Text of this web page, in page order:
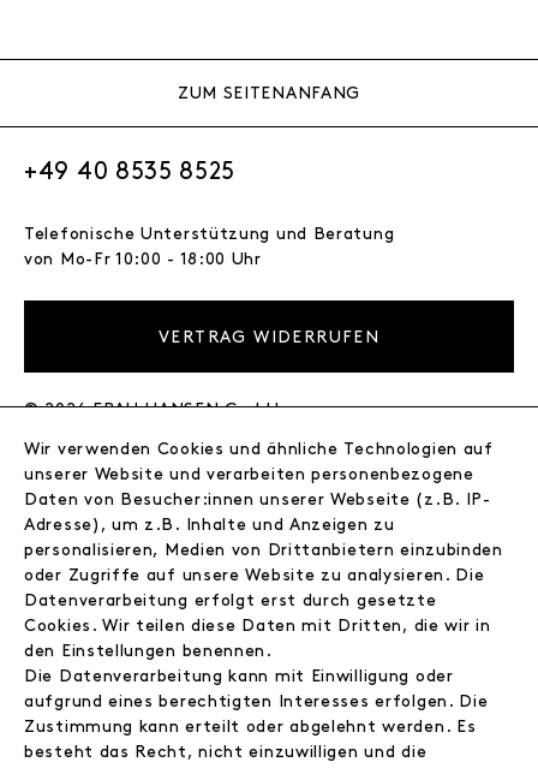
ZUM SEITENANFANG
+49 40 8535 8525
Telefonische Unterstützung und Beratung
von Mo-Fr 10:00 - 18:00 Uhr
VERTRAG WIDERRUFEN
© 2026 FRAU HANSEN GmbH
Store
Journal
Wir
Jobs
Instagram
Facebook
Kontakt
Wir verwenden Cookies und ähnliche Technologien auf
unserer Website und verarbeiten personenbezogene
Daten von Besucher:innen unserer Webseite (z.B. IP-
Adresse), um z.B. Inhalte und Anzeigen zu
personalisieren, Medien von Drittanbietern einzubinden
oder Zugriffe auf unsere Website zu analysieren. Die
Datenverarbeitung erfolgt erst durch gesetzte
Cookies. Wir teilen diese Daten mit Dritten, die wir in
den Einstellungen benennen.
Die Datenverarbeitung kann mit Einwilligung oder
aufgrund eines berechtigten Interesses erfolgen. Die
Zustimmung kann erteilt oder abgelehnt werden. Es
besteht das Recht, nicht einzuwilligen und die